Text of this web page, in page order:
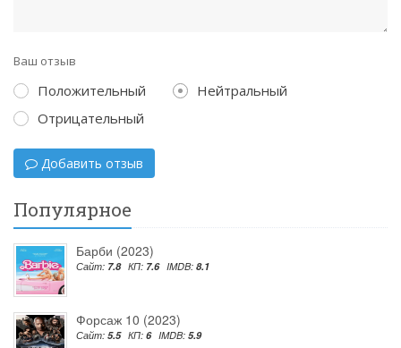
Ваш отзыв
Положительный
Нейтральный
Отрицательный
Добавить отзыв
Популярное
Барби (2023)
Сайт: 7.8 КП: 7.6 IMDB: 8.1
Форсаж 10 (2023)
Сайт: 5.5 КП: 6 IMDB: 5.9